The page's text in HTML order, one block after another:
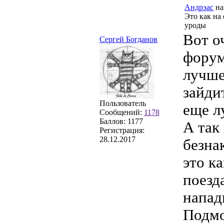
Сергей Богданов
Пользователь
Сообщений: 1178
Баллов: 1177
Регистрация:
28.12.2017
Андрэас
Это как на
уроды
Вот
еще
А так
это